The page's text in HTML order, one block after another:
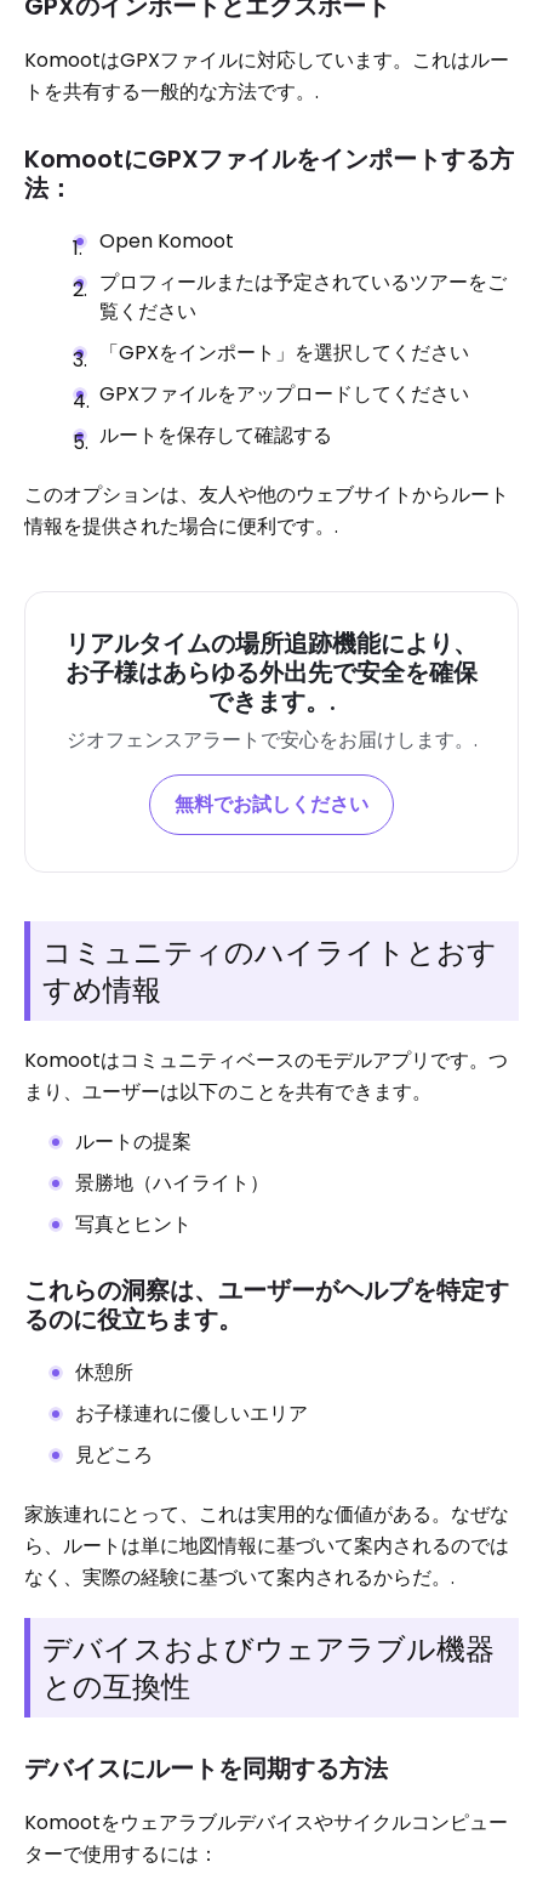
KomootはGPXファイルに対応しています。これはルー
トを共有する一般的な方法です。.
KomootにGPXファイルをインポートする方
法：
Open Komoot
プロフィールまたは予定されているツアーをご
覧ください
「GPXをインポート」を選択してください
GPXファイルをアップロードしてください
ルートを保存して確認する
このオプションは、友人や他のウェブサイトからルート
情報を提供された場合に便利です。.
リアルタイムの場所追跡機能により、
お子様はあらゆる外出先で安全を確保
できます。.
ジオフェンスアラートで安心をお届けします。.
無料でお試しください
コミュニティのハイライトとおす
すめ情報
Komootはコミュニティベースのモデルアプリです。つ
まり、ユーザーは以下のことを共有できます。
ルートの提案
景勝地（ハイライト）
写真とヒント
これらの洞察は、ユーザーがヘルプを特定す
るのに役立ちます。
休憩所
お子様連れに優しいエリア
見どころ
家族連れにとって、これは実用的な価値がある。なぜな
ら、ルートは単に地図情報に基づいて案内されるのでは
なく、実際の経験に基づいて案内されるからだ。.
デバイスおよびウェアラブル機器
との互換性
デバイスにルートを同期する方法
Komootをウェアラブルデバイスやサイクルコンピュー
ターで使用するには：